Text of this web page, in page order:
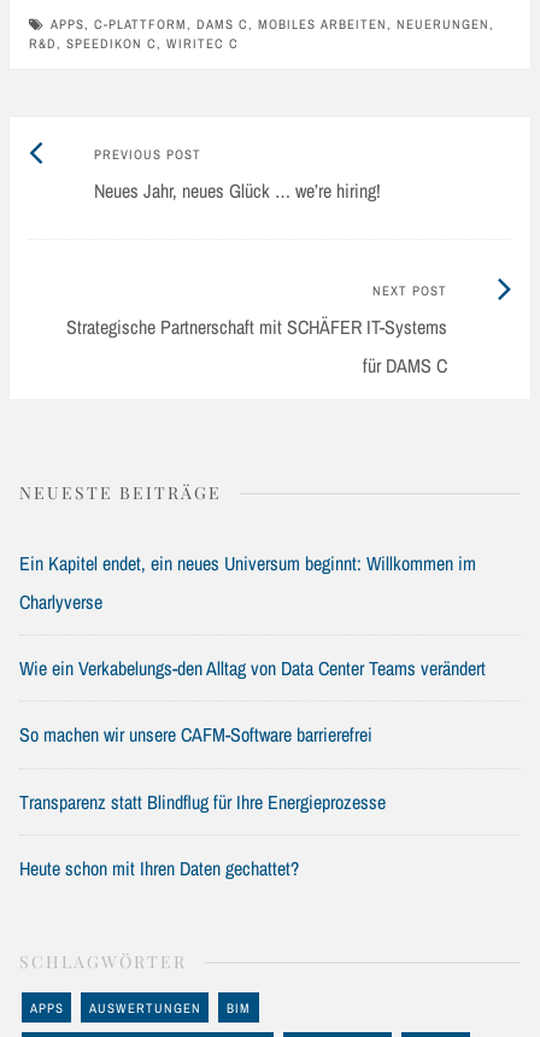
APPS, C-PLATTFORM, DAMS C, MOBILES ARBEITEN, NEUERUNGEN,
R&D, SPEEDIKON C, WIRITEC C
Post
navigation
PREVIOUS POSTPrevious
post:
Neues Jahr, neues Glück … we’re hiring!
NEXT POST
Strategische Partnerschaft mit SCHÄFER IT-Systems
für DAMS C
NEUESTE BEITRÄGE
Ein Kapitel endet, ein neues Universum beginnt: Willkommen im
Charlyverse
Wie ein Verkabelungs-den Alltag von Data Center Teams verändert
So machen wir unsere CAFM-Software barrierefrei
Transparenz statt Blindflug für Ihre Energieprozesse
Heute schon mit Ihren Daten gechattet?
SCHLAGWÖRTER
APPS AUSWERTUNGEN BIM